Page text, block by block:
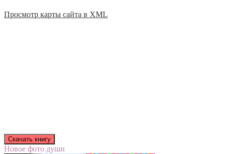
Просмотр карты сайта в XML
Новое фото души